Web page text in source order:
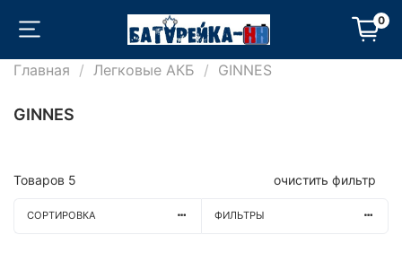
0
Главная Легковые АКБ GINNES
GINNES
Товаров 5 очистить фильтр
СОРТИРОВКА ФИЛЬТРЫ